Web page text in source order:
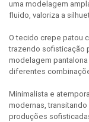
uma modelagem
fluido, valoriza a
O tecido crepe patou
trazendo sofisticação
modelagem
diferentes
Minimalista e
modernas,
produções